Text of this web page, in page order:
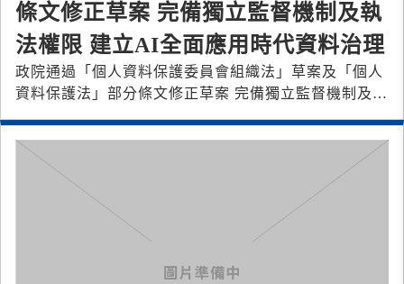
條文修正草案 完備獨立監督機制及執
法權限 建立AI全面應用時代資料治理
政院通過「個人資料保護委員會組織法」草案及「個人
資料保護法」部分條文修正草案 完備獨立監督機制及執